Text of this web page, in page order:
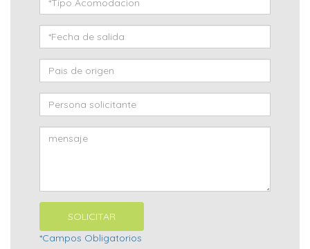
*Campos Obligatorios